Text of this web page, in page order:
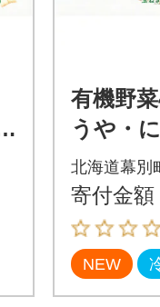
有機野
うや・
ねぎ・
《秋出
3691413]
北海道幕別
寄付金額
NEW